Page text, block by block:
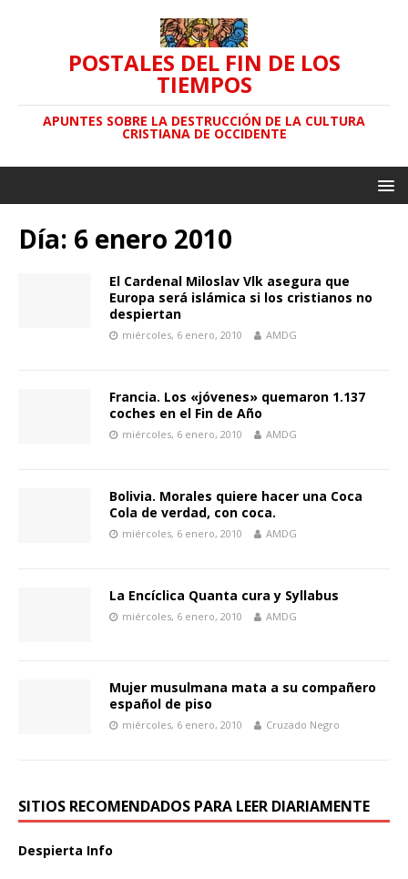
POSTALES DEL FIN DE LOS
TIEMPOS
APUNTES SOBRE LA DESTRUCCIÓN DE LA CULTURA
CRISTIANA DE OCCIDENTE
Día: 6 enero 2010
El Cardenal Miloslav Vlk asegura que
Europa será islámica si los cristianos no
despiertan
miércoles, 6 enero, 2010 AMDG
Francia. Los «jóvenes» quemaron 1.137
coches en el Fin de Año
miércoles, 6 enero, 2010 AMDG
Bolivia. Morales quiere hacer una Coca
Cola de verdad, con coca.
miércoles, 6 enero, 2010 AMDG
La Encíclica Quanta cura y Syllabus
miércoles, 6 enero, 2010 AMDG
Mujer musulmana mata a su compañero
español de piso
miércoles, 6 enero, 2010 Cruzado Negro
SITIOS RECOMENDADOS PARA LEER DIARIAMENTE
Despierta Info